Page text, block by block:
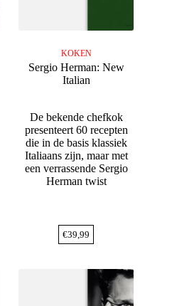
KOKEN
Sergio Herman: New
Italian
De bekende chefkok
presenteert 60 recepten
die in de basis klassiek
Italiaans zijn, maar met
een verrassende Sergio
Herman twist
€39,99